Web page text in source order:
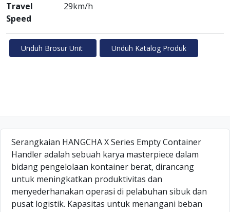
Travel
Speed
29km/h
Unduh Brosur Unit Unduh Katalog Produk
Serangkaian HANGCHA X Series Empty Container
Handler adalah sebuah karya masterpiece dalam
bidang pengelolaan kontainer berat, dirancang
untuk meningkatkan produktivitas dan
menyederhanakan operasi di pelabuhan sibuk dan
pusat logistik. Kapasitas untuk menangani beban